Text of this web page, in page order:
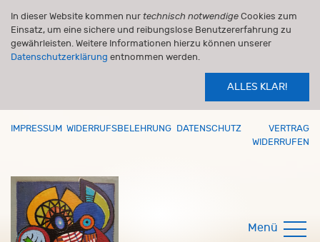
In dieser Website kommen nur technisch notwendige Cookies zum
Einsatz, um eine sichere und reibungslose Benutzererfahrung zu
gewährleisten. Weitere Informationen hierzu können unserer
Datenschutzerklärung entnommen werden.
ALLES KLAR!
IMPRESSUM WIDERRUFSBELEHRUNG DATENSCHUTZ
VERTRAG
WIDERRUFEN
Menü